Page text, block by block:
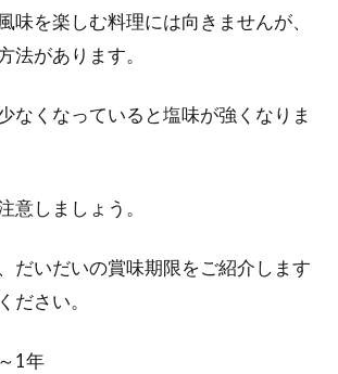
味を楽しむ料理には向きませんが、
法があります。
なくなっていると塩味が強くなりま
意しましょう。
だいだいの賞味期限をご紹介します
ださい。
1年